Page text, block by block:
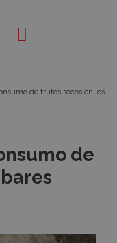
de frutos secos en los
de